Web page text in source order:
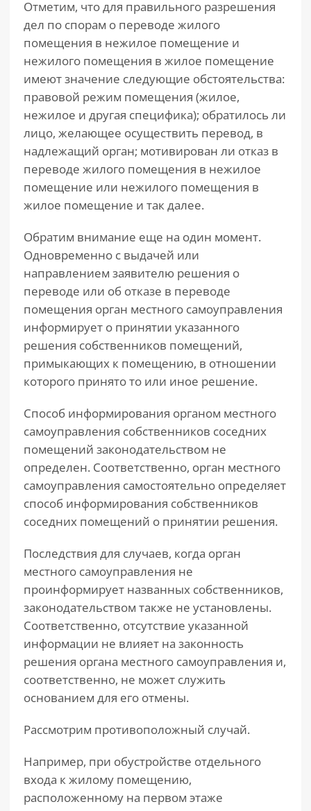
Отметим, что для правильного разрешения
дел по спорам о переводе жилого
помещения в нежилое помещение и
нежилого помещения в жилое помещение
имеют значение следующие обстоятельства:
правовой режим помещения (жилое,
нежилое и другая специфика); обратилось ли
лицо, желающее осуществить перевод, в
надлежащий орган; мотивирован ли отказ в
переводе жилого помещения в нежилое
помещение или нежилого помещения в
жилое помещение и так далее.
Обратим внимание еще на один момент.
Одновременно с выдачей или
направлением заявителю решения о
переводе или об отказе в переводе
помещения орган местного самоуправления
информирует о принятии указанного
решения собственников помещений,
примыкающих к помещению, в отношении
которого принято то или иное решение.
Способ информирования органом местного
самоуправления собственников соседних
помещений законодательством не
определен. Соответственно, орган местного
самоуправления самостоятельно определяет
способ информирования собственников
соседних помещений о принятии решения.
Последствия для случаев, когда орган
местного самоуправления не
проинформирует названных собственников,
законодательством также не установлены.
Соответственно, отсутствие указанной
информации не влияет на законность
решения органа местного самоуправления и,
соответственно, не может служить
основанием для его отмены.
Рассмотрим противоположный случай.
Например, при обустройстве отдельного
входа к жилому помещению,
расположенному на первом этаже